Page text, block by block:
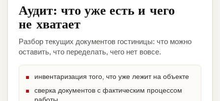
Аудит: что уже есть и чего
не хватает
Разбор текущих документов гостиницы: что можно
оставить, что переделать, чего нет вовсе.
инвентаризация того, что уже лежит на объекте
сверка документов с фактическим процессом